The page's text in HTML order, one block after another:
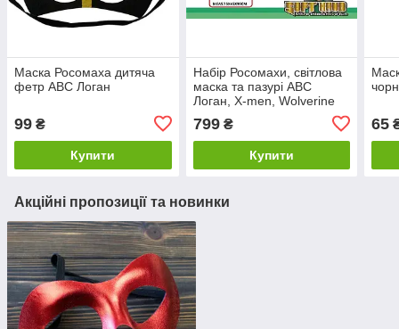
Маска Росомаха дитяча
фетр ABC Логан
99 ₴
Купити
Набір Росомахи, світлова
маска та пазурі ABC
Логан, X-men, Wolverine
799₴
Купити
65
Акційні пропозиції та новинки